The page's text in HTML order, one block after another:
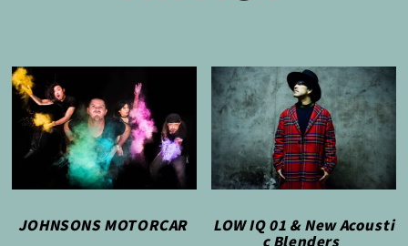
JOHNSONS MOTORCAR
LOW IQ 01 & New Acousti
c Blenders